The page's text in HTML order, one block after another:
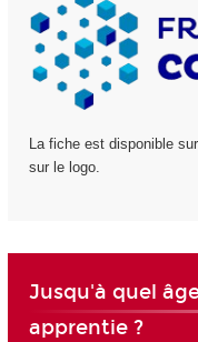
La fiche est disponible
sur le logo.
Jusqu'à quel
apprentie ?